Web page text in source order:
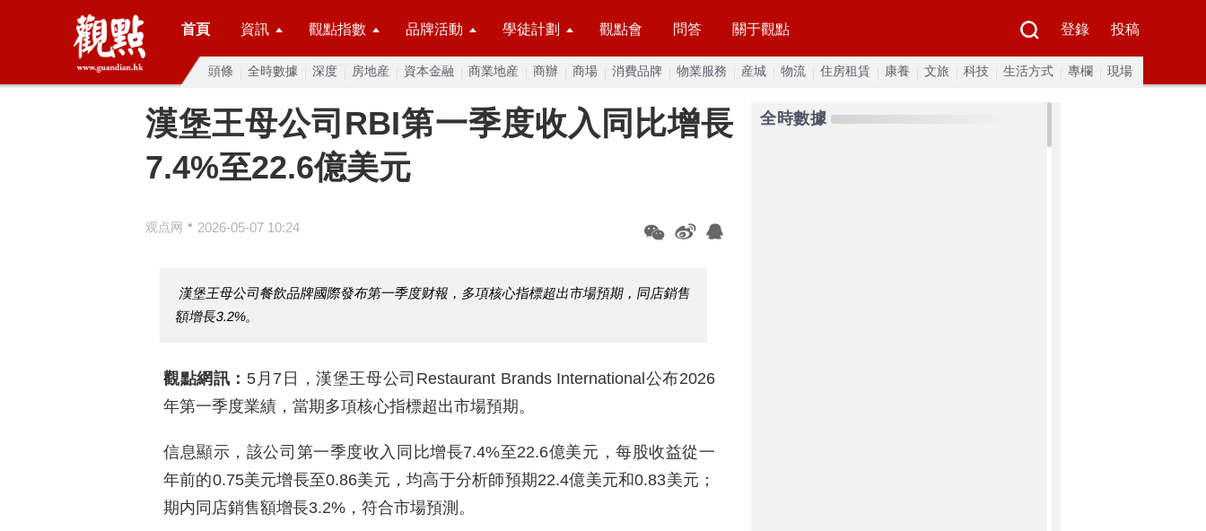
首頁 資訊 觀點指數 品牌活動 學徒計劃 觀點會 問答 關于觀點 登錄 投稿
頭條 全時數據 深度 房地産 資本金融 商業地産 商辦 商場 消費品牌 物業服務 産城 物流 住房租賃 康養 文旅 科技 生活方式 專欄 現場
漢堡王母公司RBI第一季度收入同比增長
7.4%至22.6億美元
观点网 • 2026-05-07 10:24
漢堡王母公司餐飲品牌國際發布第一季度财報，多項核心指標超出市場預期，同店銷售
額增長3.2%。
觀點網訊： 5月7日，漢堡王母公司Restaurant Brands International公布2026
年第一季度業績，當期多項核心指標超出市場預期。
信息顯示，該公司第一季度收入同比增長7.4%至22.6億美元，每股收益從一
年前的0.75美元增長至0.86美元，均高于分析師預期22.4億美元和0.83美元；
期内同店銷售額增長3.2%，符合市場預測。
全時數據